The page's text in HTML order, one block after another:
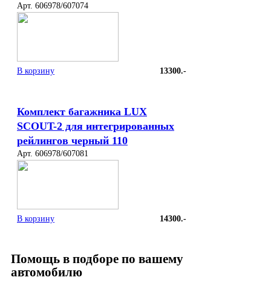
Арт. 606978/607074
В корзину 13300.-
Комплект багажника LUX
SCOUT-2 для интегрированных
рейлингов черный 110
Арт. 606978/607081
В корзину 14300.-
Помощь в подборе по вашему
автомобилю